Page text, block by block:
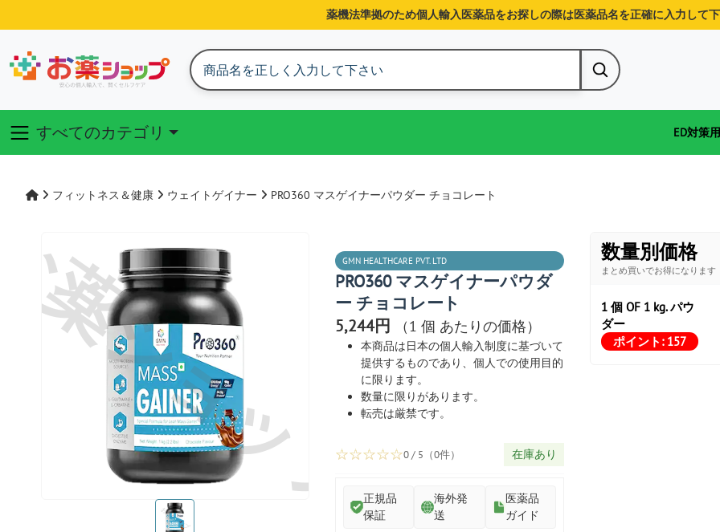
薬機法準拠のため個人輸入医薬品をお探しの際は医薬品名を正確に入力して下
すべてのカテゴリ ED対策
フィットネス＆健康 ウェイトゲイナー PRO360 マスゲイナーパウダー チョコレート
ショップ
お薬ショップ
GMN HEALTHCARE PVT. LTD
PRO360 マスゲイナーパウダ
ー チョコレート
5,244円 （1 個 あたりの価格）
本商品は日本の個人輸入制度に基づいて
提供するものであり、個人での使用目的
に限ります。
数量に限りがあります。
転売は厳禁です。
☆☆☆☆☆0 / 5（0件） 在庫あり
正規品
保証
海外発
送
医薬品
ガイド
数量別価格
まとめ買いでお得になります
1 個 OF 1 kg. パウ
ダー
ポイント: 157